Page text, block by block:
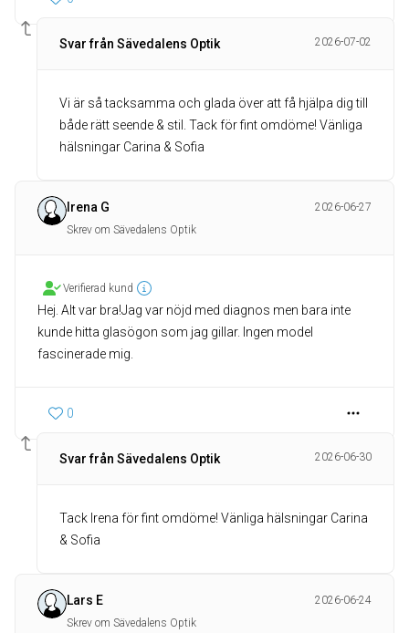
Svar från Sävedalens Optik 2026-07-02
Vi är så tacksamma och glada över att få hjälpa dig till
både rätt seende & stil. Tack för fint omdöme! Vänliga
hälsningar Carina & Sofia
Irena G
2026-06-27
Skrev om Sävedalens Optik
Verifierad kund
Hej. Alt var bra!Jag var nöjd med diagnos men bara inte
kunde hitta glasögon som jag gillar. Ingen model
fascinerade mig.
0
Svar från Sävedalens Optik 2026-06-30
Tack Irena för fint omdöme! Vänliga hälsningar Carina
& Sofia
Lars E
2026-06-24
Skrev om Sävedalens Optik